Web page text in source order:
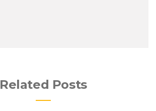
Related Posts